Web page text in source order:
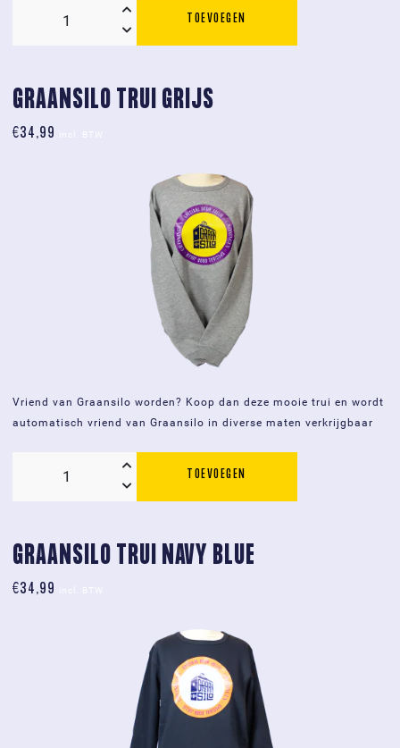
navy
blue
aantal
TOEVOEGEN
GRAANSILO TRUI GRIJS
€34,99
Vriend van Graansilo worden? Koop dan deze mooie trui en wordt
automatisch vriend van Graansilo in diverse maten verkrijgbaar
aantal
TOEVOEGEN
GRAANSILO TRUI NAVY BLUE
€34,99